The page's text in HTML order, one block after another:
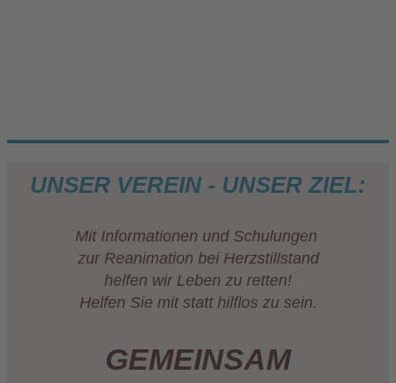
UNSER VEREIN - UNSER ZIEL:
Mit Informationen und Schulungen
zur Reanimation bei Herzstillstand
helfen wir Leben zu retten!
Helfen Sie mit statt hilflos zu sein.
GEMEINSAM